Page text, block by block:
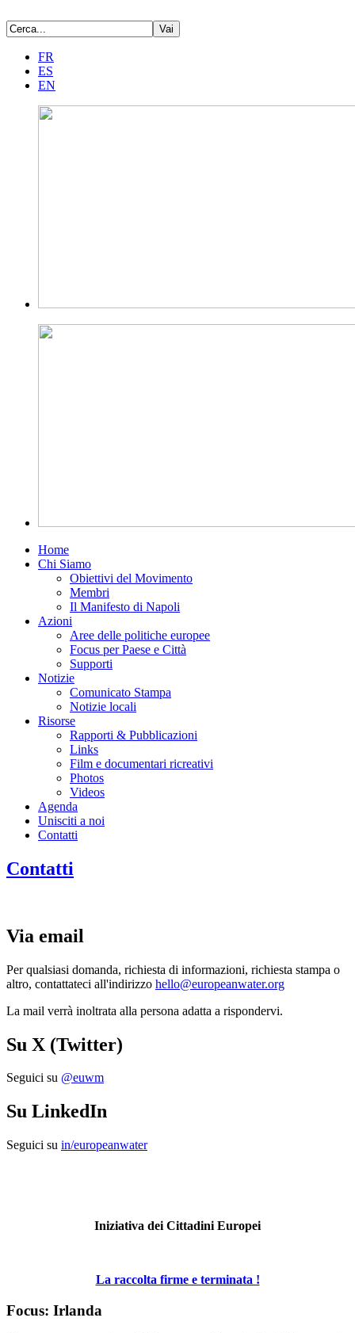
FR
ES
EN
Home
Chi Siamo
Obiettivi del Movimento
Membri
Il Manifesto di Napoli
Azioni
Aree delle politiche europee
Focus per Paese e Città
Supporti
Notizie
Comunicato Stampa
Notizie locali
Risorse
Rapporti & Pubblicazioni
Links
Film e documentari ricreativi
Photos
Videos
Agenda
Unisciti a noi
Contatti
Contatti
Via email
Per qualsiasi domanda, richiesta di informazioni, richiesta stampa o
altro, contattateci all'indirizzo hello@europeanwater.org
La mail verrà inoltrata alla persona adatta a rispondervi.
Su X (Twitter)
Seguici su @euwm
Su LinkedIn
Seguici su in/europeanwater
Iniziativa dei Cittadini Europei
La raccolta firme e terminata !
Focus: Irlanda